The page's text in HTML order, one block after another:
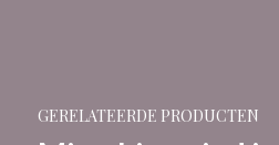
GERELATEERDE PRODUCTEN